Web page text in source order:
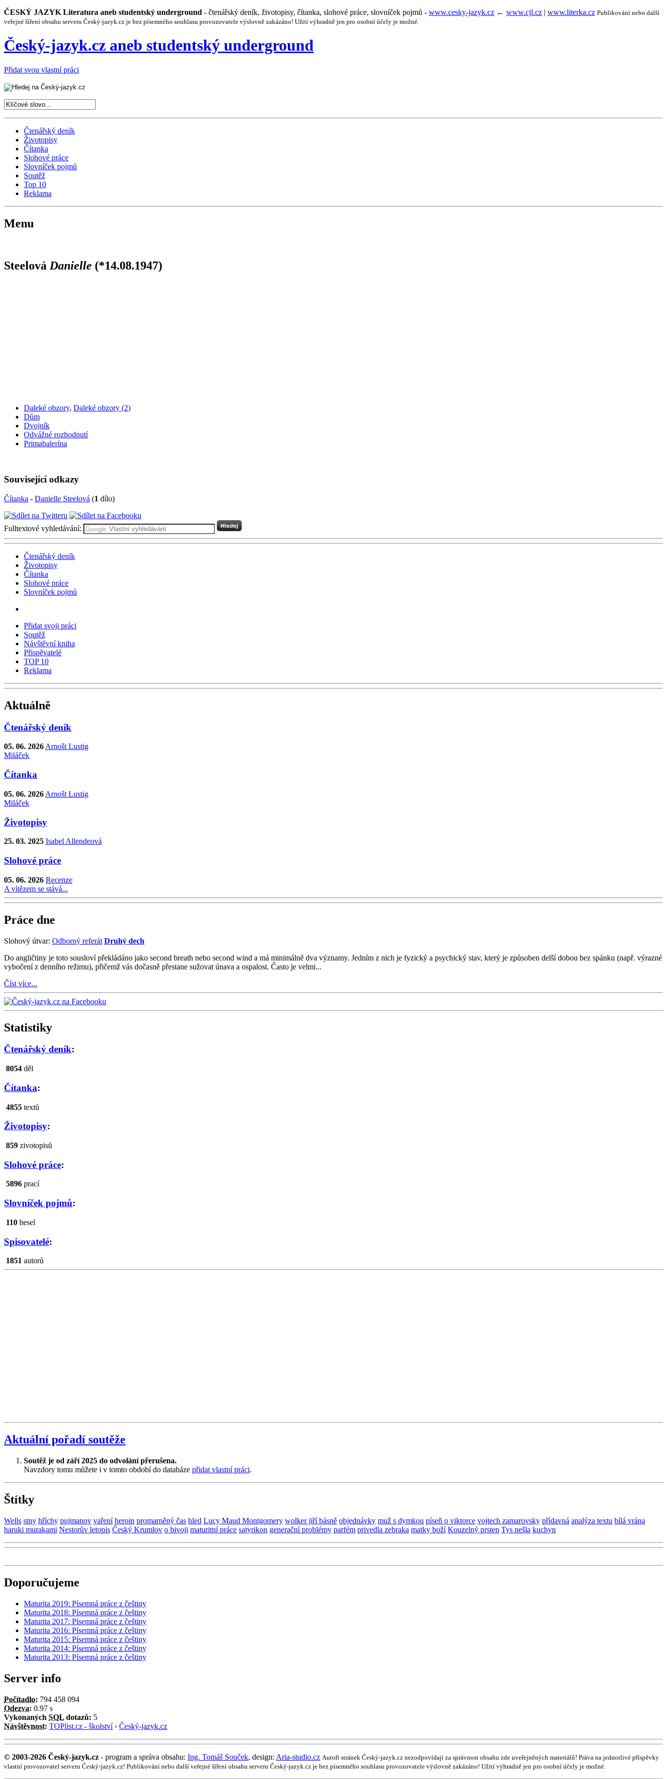
ČESKÝ JAZYK Literatura aneb studentský underground - čtenářský deník, životopisy, čítanka, slohové práce, slovníček pojmů - www.cesky-jazyk.cz ← www.cjl.cz | www.literka.cz Publikování nebo další
veřejné šíření obsahu serveru Český-jazyk.cz je bez písemného souhlasu provozovatele výslovně zakázáno! Užití výhradně jen pro osobní účely je možné.
Český-jazyk.cz aneb studentský underground
Přidat svou vlastní práci
Čtenářský deník
Životopisy
Čítanka
Slohové práce
Slovníček pojmů
Soutěž
Top 10
Reklama
Menu
Steelová Danielle (*14.08.1947)
Daleké obzory, Daleké obzory (2)
Dům
Dvojník
Odvážné rozhodnutí
Primabalerína
Související odkazy
Čítanka - Danielle Steelová (1 dílo)
Fulltextové vyhledávání:
Čtenářský deník
Životopisy
Čítanka
Slohové práce
Slovníček pojmů
Přidat svoji práci
Soutěž
Návštěvní kniha
Přispěvatelé
TOP 10
Reklama
Aktuálně
Čtenářský deník
05. 06. 2026Arnošt Lustig
Miláček
Čítanka
05. 06. 2026 Arnošt Lustig
Miláček
Životopisy
25. 03. 2025 Isabel Allendeová
Slohové práce
05. 06. 2026 Recenze
A vítězem se stává...
Práce dne
Slohový útvar: Odborný referát Druhý dech
Do angličtiny je toto sousloví překládáno jako second breath nebo second wind a má minimálně dva významy. Jedním z nich je fyzický a psychický stav, který je způsoben delší dobou bez spánku (např. výrazné
vybočení z denního režimu), přičemž vás dočasně přestane sužovat únava a ospalost. Často je velmi...
Číst více...
Statistiky
Čtenářský deník:
8054 děl
Čítanka:
4855 textů
Životopisy:
859 zivotopisů
Slohové práce:
5896 prací
Slovníček pojmů:
110 hesel
Spisovatelé:
1851 autorů
Aktuální pořadí soutěže
Soutěž je od září 2025 do odvolání přerušena.
Navzdory tomu můžete i v tomto období do databáze přidat vlastní práci.
Štítky
Wells stny hříchy pujmanov vaření heroin promarněný čas hled Lucy Maud Montgomery wolker jiří básně objednávky muž s dymkou píseň o viktorce vojtech zamarovsky přídavná analýza textu bílá vrána
haruki murakami Nestorův letopis Český Krumlov o bivoji maturitní práce satyrikon generační problémy parfém privedla zebraka matky boží Kouzelný prsten Tys nešla kuchyn
Doporučujeme
Maturita 2019: Písemná práce z češtiny
Maturita 2018: Písemná práce z češtiny
Maturita 2017: Písemná práce z češtiny
Maturita 2016: Písemná práce z češtiny
Maturita 2015: Písemná práce z češtiny
Maturita 2014: Písemná práce z češtiny
Maturita 2013: Písemná práce z češtiny
Server info
Počítadlo: 794 458 094
Odezva: 0.97 s
Vykonaných SQL dotazů: 5
Návštěvnost: TOPlist.cz - školství› Český-jazyk.cz
© 2003-2026 Český-jazyk.cz - program a správa obsahu: Ing. Tomáš Souček, design: Aria-studio.cz Autoři stránek Český-jazyk.cz nezodpovídají za správnost obsahu zde uveřejněných materiálů! Práva na jednotlivé příspěvky
vlastní provozovatel serveru Český-jazyk.cz! Publikování nebo další veřejné šíření obsahu serveru Český-jazyk.cz je bez písemného souhlasu provozovatele výslovně zakázáno! Užití výhradně jen pro osobní účely je možné.